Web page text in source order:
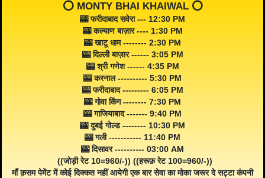
⭕️ MONTY BHAI KHAIWAL ⭕️
🎰 फरीदाबाद सवेरा --- 12:30 PM
🎰 कल्याण बाज़ार ---- 1:30 PM
🎰 खाटू धाम -------- 2:30 PM
🎰 दिल्ली बाज़ार ------ 3:05 PM
🎰 श्री गणेश ------ 4:35 PM
🎰 करनाल ---------- 5:30 PM
🎰 फरीदाबाद --------- 6:05 PM
🎰 गोवा किंग -------- 7:30 PM
🎰 गाजियाबाद ------- 9:40 PM
🎰 दुबई गोल्ड -------- 10:30 PM
🎰 गली ----------- 11:40 PM
🎰 दिसावर ---------- 03:00 AM
((जोड़ी रेट 10=960/-)) ((हरूफ़ रेट 100=960/-))
माँ क़सम पेमेंट में कोई दिक्कत नहीं आयेगी एक बार सेवा का मोका जरूर दे सट्टा कंपनी